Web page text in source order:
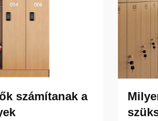
számítanak a